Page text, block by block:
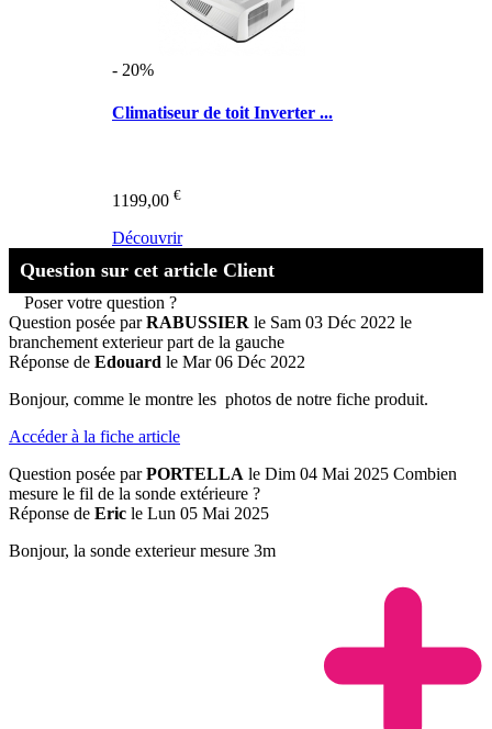
- 20%
Climatiseur de toit Inverter ...
1199,00 €
Découvrir
Question sur cet article Client
Poser votre question ?
Question posée parRABUSSIER le Sam 03 Déc 2022 le
branchement exterieur part de la gauche
Réponse de Edouard le Mar 06 Déc 2022
Bonjour, comme le montre les photos de notre fiche produit.
Accéder à la fiche article
Question posée parPORTELLA le Dim 04 Mai 2025 Combien
mesure le fil de la sonde extérieure ?
Réponse de Eric le Lun 05 Mai 2025
Bonjour, la sonde exterieur mesure 3m